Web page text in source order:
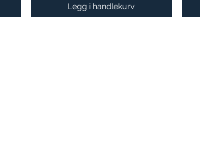
Legg i handlekurv